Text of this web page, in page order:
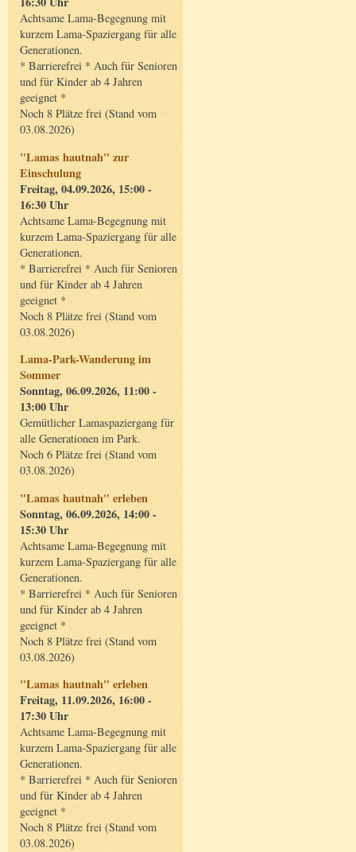
Achtsame Lama-Begegnung mit
kurzem Lama-Spaziergang für alle
Generationen.
* Barrierefrei * Auch für Senioren
und für Kinder ab 4 Jahren
geeignet *
Noch 8 Plätze frei (Stand vom
03.08.2026)
"Lamas hautnah" zur
Einschulung
Freitag, 04.09.2026, 15:00 -
16:30 Uhr
Achtsame Lama-Begegnung mit
kurzem Lama-Spaziergang für alle
Generationen.
* Barrierefrei * Auch für Senioren
und für Kinder ab 4 Jahren
geeignet *
Noch 8 Plätze frei (Stand vom
03.08.2026)
Lama-Park-Wanderung im
Sommer
Sonntag, 06.09.2026, 11:00 -
13:00 Uhr
Gemütlicher Lamaspaziergang für
alle Generationen im Park.
Noch 6 Plätze frei (Stand vom
03.08.2026)
"Lamas hautnah" erleben
Sonntag, 06.09.2026, 14:00 -
15:30 Uhr
Achtsame Lama-Begegnung mit
kurzem Lama-Spaziergang für alle
Generationen.
* Barrierefrei * Auch für Senioren
und für Kinder ab 4 Jahren
geeignet *
Noch 8 Plätze frei (Stand vom
03.08.2026)
"Lamas hautnah" erleben
Freitag, 11.09.2026, 16:00 -
17:30 Uhr
Achtsame Lama-Begegnung mit
kurzem Lama-Spaziergang für alle
Generationen.
* Barrierefrei * Auch für Senioren
und für Kinder ab 4 Jahren
geeignet *
Noch 8 Plätze frei (Stand vom
03.08.2026)